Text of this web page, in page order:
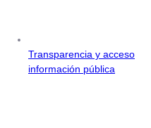
Transparencia y acceso
información pública